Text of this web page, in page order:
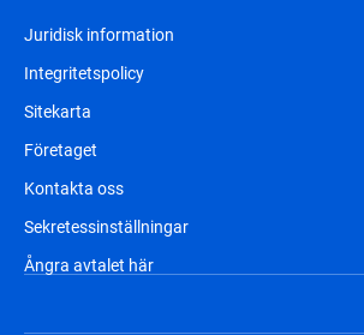
Juridisk information
Integritetspolicy
Sitekarta
Företaget
Kontakta oss
Sekretessinställningar
Ångra avtalet här